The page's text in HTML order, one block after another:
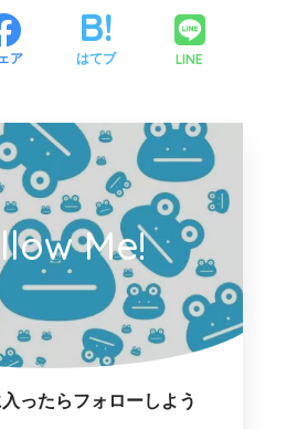
ア はてブ LINE
Me!
ったらフォローしよう